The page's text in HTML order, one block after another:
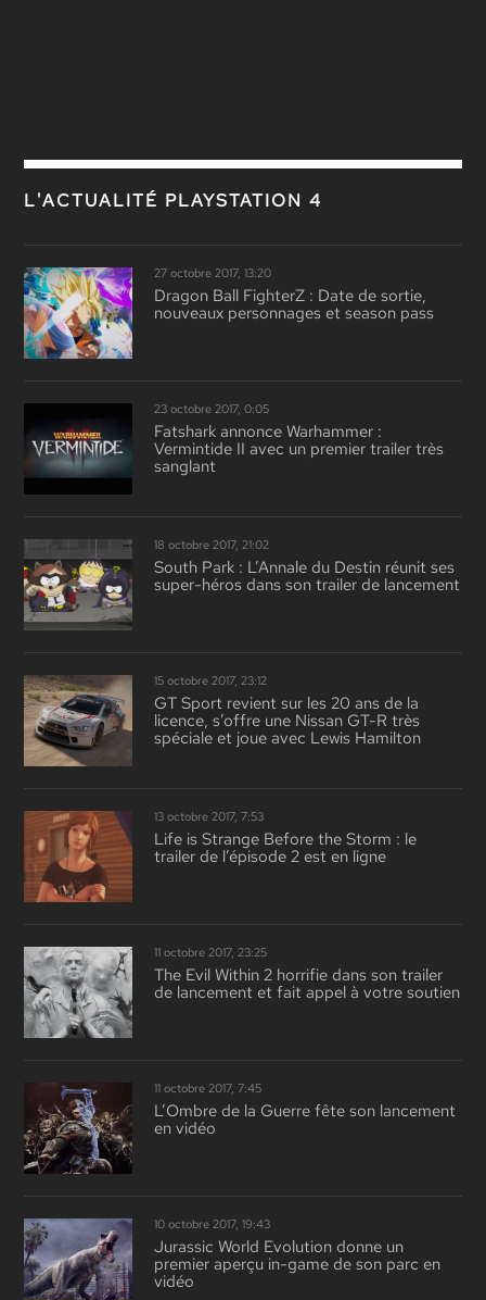
L'ACTUALITÉ PLAYSTATION 4
27 octobre 2017, 13:20
Dragon Ball FighterZ : Date de sortie,
nouveaux personnages et season pass
23 octobre 2017, 0:05
Fatshark annonce Warhammer :
Vermintide II avec un premier trailer très
sanglant
18 octobre 2017, 21:02
South Park : L’Annale du Destin réunit ses
super-héros dans son trailer de lancement
15 octobre 2017, 23:12
GT Sport revient sur les 20 ans de la
licence, s’offre une Nissan GT-R très
spéciale et joue avec Lewis Hamilton
13 octobre 2017, 7:53
Life is Strange Before the Storm : le
trailer de l’épisode 2 est en ligne
11 octobre 2017, 23:25
The Evil Within 2 horrifie dans son trailer
de lancement et fait appel à votre soutien
11 octobre 2017, 7:45
L’Ombre de la Guerre fête son lancement
en vidéo
10 octobre 2017, 19:43
Jurassic World Evolution donne un
premier aperçu in-game de son parc en
vidéo